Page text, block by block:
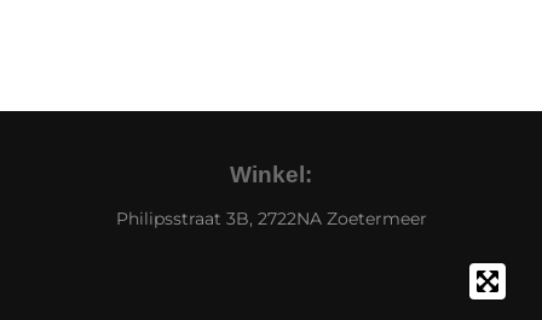
Winkel:
Philipsstraat 3B, 2722NA Zoetermeer